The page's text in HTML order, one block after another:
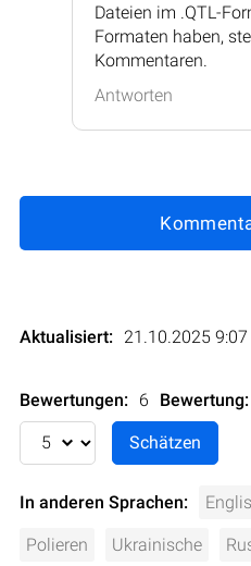
Dateien im .QTL-
Formaten haben,
Kommentaren.
Antworten
Aktualisiert: 21.10.2025 9:07
Bewertungen: 6 Bewertung:
In anderen Sprachen:
Polieren Ukrainische